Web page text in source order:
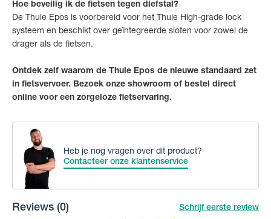
Hoe beveilig ik de fietsen tegen diefstal?
De Thule Epos is voorbereid voor het Thule High-grade lock
systeem en beschikt over geïntegreerde sloten voor zowel de
drager als de fietsen.
Ontdek zelf waarom de Thule Epos de nieuwe standaard zet
in fietsvervoer. Bezoek onze showroom of bestel direct
online voor een zorgeloze fietservaring.
Heb je nog vragen over dit product?
Contacteer onze klantenservice
Reviews (0) Schrijf eerste review